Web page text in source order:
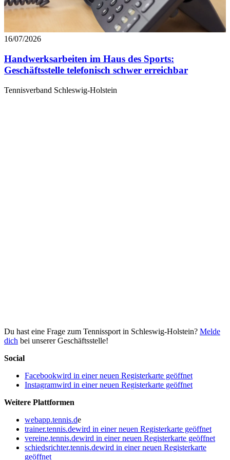
16/07/2026
Handwerksarbeiten im Haus des Sports:
Geschäftsstelle telefonisch schwer erreichbar
Tennisverband Schleswig-Holstein
Du hast eine Frage zum Tennissport in Schleswig-Holstein? Melde
dich bei unserer Geschäftsstelle!
Social
Facebookwird in einer neuen Registerkarte geöffnet
Instagramwird in einer neuen Registerkarte geöffnet
Weitere Plattformen
webapp.tennis.de
trainer.tennis.dewird in einer neuen Registerkarte geöffnet
vereine.tennis.dewird in einer neuen Registerkarte geöffnet
schiedsrichter.tennis.dewird in einer neuen Registerkarte
geöffnet